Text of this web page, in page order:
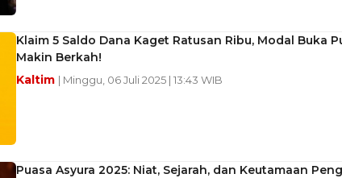
Klaim 5 Saldo Dana Kaget Ratusan Ribu, Modal Buka
Makin Berkah!
Kaltim | Minggu, 06 Juli 2025 | 13:43 WIB
Puasa Asyura 2025: Niat, Sejarah, dan Keutamaan